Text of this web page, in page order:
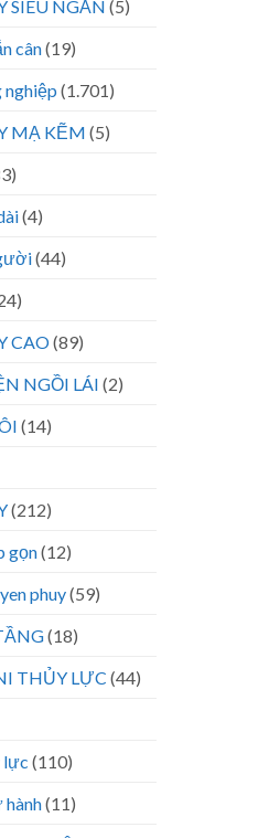
SIÊU NGẮN (5)
cân(19)
nghiệp (1.701)
MẠ KẼM (5)
(4)
(44)
CAO(89)
NGỒI LÁI (2)
(14)
(212)
gọn(12)
phuy(59)
(18)
THỦY LỰC (44)
lực (110)
hành(11)